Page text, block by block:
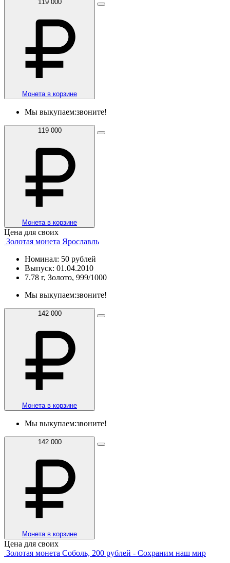
119 000
Монета в корзине
Мы выкупаем:звоните!
119 000
Монета в корзине
Цена для своих
Золотая монета Ярославль
Номинал: 50 рублей
Выпуск: 01.04.2010
7.78 г, Золото, 999/1000
Мы выкупаем:звоните!
142 000
Монета в корзине
Мы выкупаем:звоните!
142 000
Монета в корзине
Цена для своих
Золотая монета Соболь, 200 рублей - Сохраним наш мир